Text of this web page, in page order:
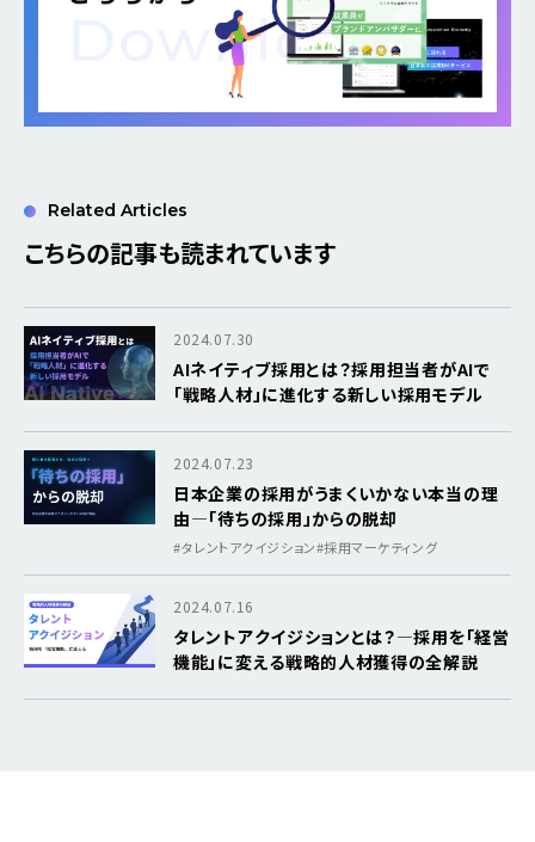
Related Articles
こちらの記事も読まれています
2024.07.30
AIネイティブ採用とは？採用担当者がAIで
「戦略人材」に進化する新しい採用モデル
2024.07.23
日本企業の採用がうまくいかない本当の理
由―「待ちの採用」からの脱却
#タレントアクイジション#採用マーケティング
2024.07.16
タレントアクイジションとは？―採用を「経営
機能」に変える戦略的人材獲得の全解説